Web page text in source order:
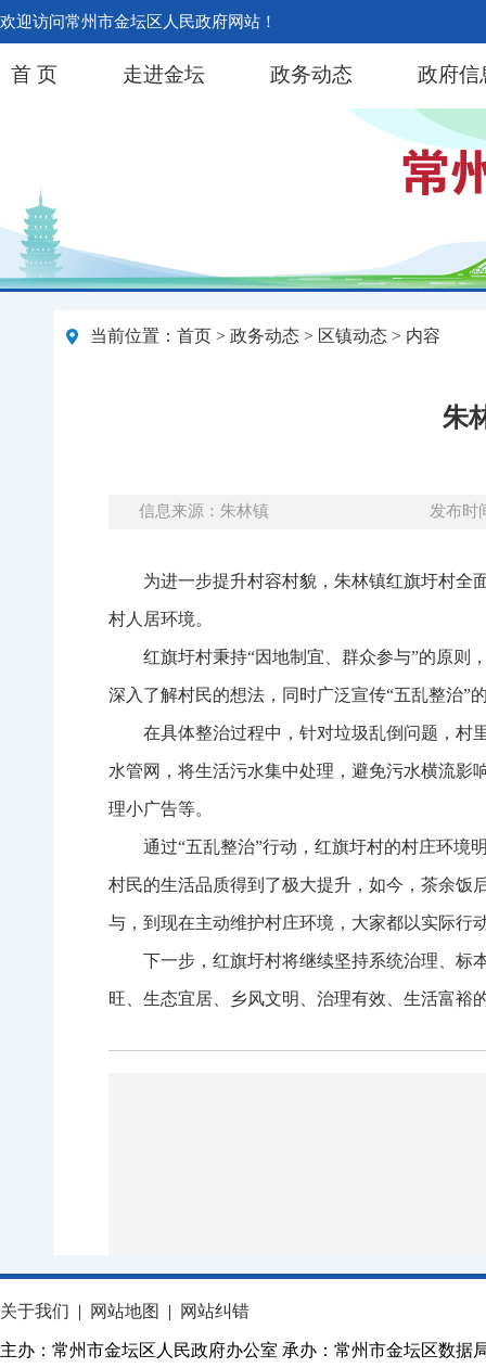
欢迎访问常州市金坛区人民政府网站！
首 页 走进金坛 政务动态 政府信
当前位置： 首页 > 政务动态 > 区镇动态 > 内容
朱
信息来源：朱林镇 发布时
为进一步提升村容村貌，朱林镇红旗圩村全
村人居环境。
红旗圩村秉持“因地制宜、群众参与”的原则
深入了解村民的想法，同时广泛宣传“五乱整治”
在具体整治过程中，针对垃圾乱倒问题，村
水管网，将生活污水集中处理，避免污水横流影
理小广告等。
通过“五乱整治”行动，红旗圩村的村庄环境
村民的生活品质得到了极大提升，如今，茶余饭
与，到现在主动维护村庄环境，大家都以实际行
下一步，红旗圩村将继续坚持系统治理、标
旺、生态宜居、乡风文明、治理有效、生活富裕
关于我们 | 网站地图 | 网站纠错
主办：常州市金坛区人民政府办公室 承办：常州市金坛区数据